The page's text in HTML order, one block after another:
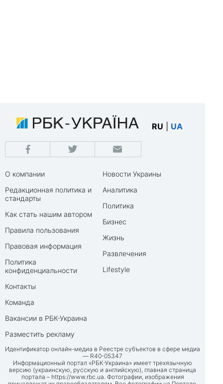
RU UA
О компании
Редакционная политика и
стандарты
Как стать нашим автором
Правила пользования
Правовая информация
Политика
конфиденциальности
Контакты
Команда
Вакансии в РБК-Украина
Разместить рекламу
Новости Украины
Аналитика
Политика
Бизнес
Жизнь
Развлечения
Lifestyle
Идентификатор онлайн-медиа в Реестре субъектов в сфере медиа
— R40-05347
Информационный портал «РБК-Украина» имеет трехязычную
версию (украинскую, русскую и английскую), главная страница
портала – https://www.rbc.ua. Фотографии, изображения